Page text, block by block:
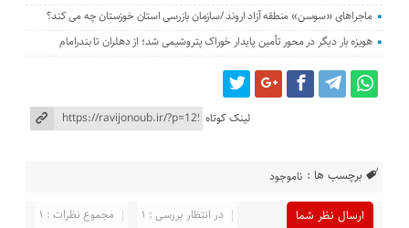
ماجراهای «سوسن» منطقه آزاد اروند /سازمان بازرسی استان خوزستان چه می کند؟
هویزه بار دیگر در محور تأمین پایدار خوراک پتروشیمی شد؛ از دهلران تا بندرامام
لینک کوتاه
برچسب ها : ناموجود
ارسال نظر شما مجموع نظرات : 1
در انتظار بررسی : 1